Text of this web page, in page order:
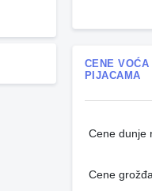
CENE VOĆA
PIJACAMA
Cene dunje
Cene